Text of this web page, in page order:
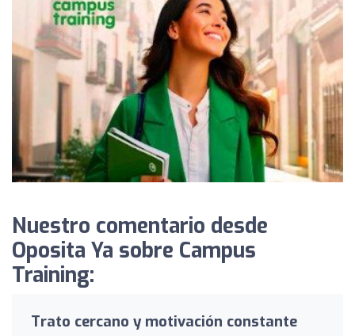
Nuestro comentario desde
Oposita Ya sobre Campus
Training:
Trato cercano y motivación constante